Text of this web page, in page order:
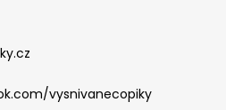
vysnivanecopiky